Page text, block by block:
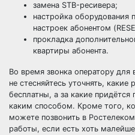
замена STB-ресивера;
настройка оборудования
настроек абонентом
прокладка
квартиры абонента.
Во время звонка оператору для
не стесняйтесь уточнять,
бесплатны, а за какие
каким способом. Кроме того,
можете позвонить в
работы, если есть хоть